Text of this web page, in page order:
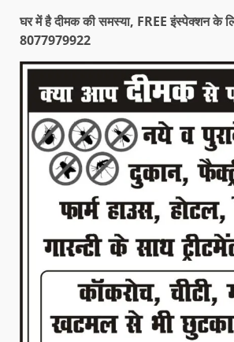
घर में है दीमक की समस्या, FREE इंस्पेक्शन के
8077979922